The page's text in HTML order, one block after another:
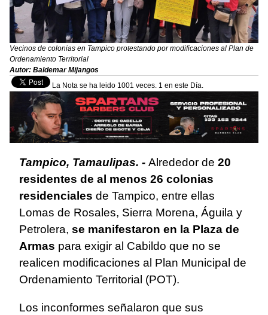
Vecinos de colonias en Tampico protestando por modificaciones al Plan de
Ordenamiento Territorial
Autor: Baldemar Mijangos
La Nota se ha leido 1001 veces. 1 en este Día.
Tampico, Tamaulipas. - Alrededor de 20
residentes de al menos 26 colonias
residenciales de Tampico, entre ellas
Lomas de Rosales, Sierra Morena, Águila y
Petrolera, se manifestaron en la Plaza de
Armas para exigir al Cabildo que no se
realicen modificaciones al Plan Municipal de
Ordenamiento Territorial (POT).
Los inconformes señalaron que sus